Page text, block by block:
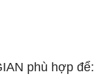
phù hợp để: